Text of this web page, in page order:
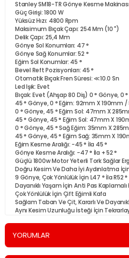
Stanley SM18-TR Gönye Kesme
Güç Girişi: 1800 W
Yüksüz Hızı: 4800 Rpm
Maksimum Bıçak Çapı: 254 Mm (10 ")
Delik Çapı: 25,4 Mm
Gönye Sol Konumları: 47 °
Gönye Sağ Konumlar: 52 °
Eğim Sol Konumlar: 45 °
Bevel Reft Pozisyonları: 45 °
Otomatik Bıçak Fren Süresi: ≪10.0 Sn
Led Işık: Evet
Bıçak: Evet (Ahşap 80 Diş) 0 ° Gönye,
45 ° Gönye, 0 ° Eğim: 92mm X 190mm
0 ° Gönye, 45 ° Eğim Sol: 47mm X
45 ° Gönye, 45 ° Eğim Sol: 47mm X
0 ° Gönye, 45 ° Sağ Eğim: 35mm X
45 ° Gönye, 45 ° Eğim Sağ: 35mm X
Eğim Kesme Aralığı: -45 ° İla 45 °
Gönye Kesme Aralığı: -47 ° İla + 52 °
Güçlü 1800w Motor Yeterli Tork Sağlar
Doğru Kesim Ve Daha İyi Aydınlatma
9 Gönye, Çok Yönlülük İçin L47 ° İla R52
Dayanıklı Yaşam İçin Anti Pas
Çok Yönlülük İçin Çift Eğimli Kafa
Sağlam Taban Ve Çit, Kararlı Ve
Aynı Kesim Uzunluğu İsteği İçin
YORUMLAR